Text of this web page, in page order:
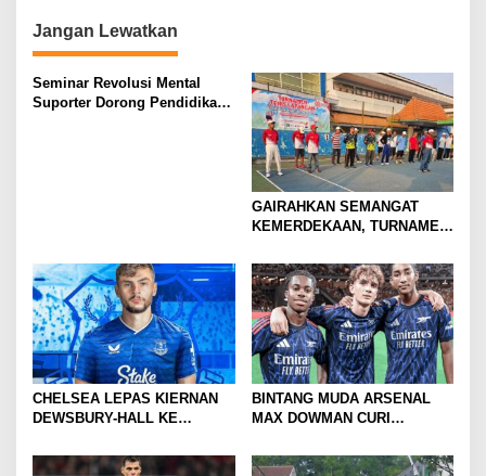
o
n
Jangan Lewatkan
Seminar Revolusi Mental
Suporter Dorong Pendidikan
GAIRAHKAN SEMANGAT
KEMERDEKAAN, TURNAMEN
MOJOKERTO RAYA RESMI
BERGULIR
CHELSEA LEPAS KIERNAN
DEWSBURY-HALL KE
SANG GELANDANG DIMULAI
BINTANG MUDA ARSENAL
MAX DOWMAN CURI
PRAMUSIM ASIA